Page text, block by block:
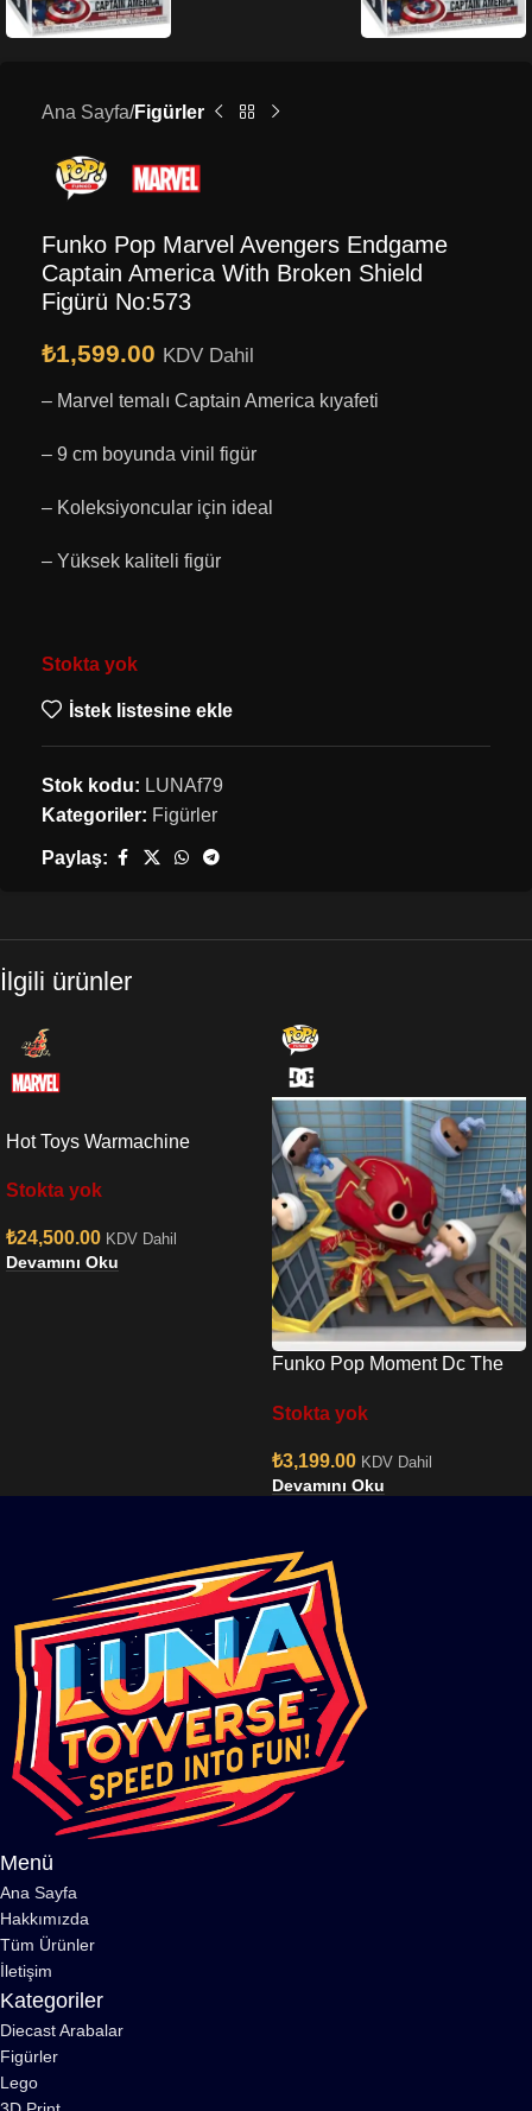
Ana Sayfa Figürler
Funko Pop Marvel Avengers Endgame
Captain America With Broken Shield
Figürü No:573
₺1,599.00 KDV Dahil
– Marvel temalı Captain America kıyafeti
– 9 cm boyunda vinil figür
– Koleksiyoncular için ideal
– Yüksek kaliteli figür
Stokta yok
İstek listesine ekle
Stok kodu: LUNAf79
Kategoriler: Figürler
Paylaş:
İlgili ürünler
Hot Toys Warmachine
Stokta yok
₺24,500.00 KDV Dahil
Devamını Oku
Funko Pop Moment Dc The
No:1349
Stokta yok
₺3,199.00 KDV Dahil
Devamını Oku
Menü
Ana Sayfa
Hakkımızda
Tüm Ürünler
İletişim
Kategoriler
Diecast Arabalar
Figürler
Lego